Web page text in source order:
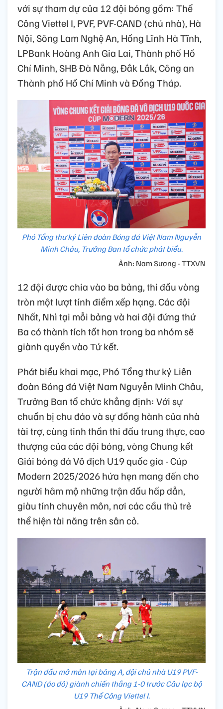
với sự tham dự của 12 đội bóng gồm: Thể
Công Viettel I, PVF, PVF-CAND (chủ nhà), Hà
Nội, Sông Lam Nghệ An, Hồng Lĩnh Hà Tĩnh,
LPBank Hoàng Anh Gia Lai, Thành phố Hồ
Chí Minh, SHB Đà Nẵng, Đắk Lắk, Công an
Thành phố Hồ Chí Minh và Đồng Tháp.
Phó Tổng thư ký Liên đoàn Bóng đá Việt Nam Nguyễn
Minh Châu, Trưởng Ban tổ chức phát biểu.
Ảnh: Nam Sương - TTXVN
12 đội được chia vào ba bảng, thi đấu vòng
tròn một lượt tính điểm xếp hạng. Các đội
Nhất, Nhì tại mỗi bảng và hai đội đứng thứ
Ba có thành tích tốt hơn trong ba nhóm sẽ
giành quyền vào Tứ kết.
Phát biểu khai mạc, Phó Tổng thư ký Liên
đoàn Bóng đá Việt Nam Nguyễn Minh Châu,
Trưởng Ban tổ chức khẳng định: Với sự
chuẩn bị chu đáo và sự đồng hành của nhà
tài trợ, cùng tinh thần thi đấu trung thực, cao
thượng của các đội bóng, vòng Chung kết
Giải bóng đá Vô địch U19 quốc gia - Cúp
Modern 2025/2026 hứa hẹn mang đến cho
người hâm mộ những trận đấu hấp dẫn,
giàu tính chuyên môn, nơi các cầu thủ trẻ
thể hiện tài năng trên sân cỏ.
Trận đấu mở màn tại bảng A, đội chủ nhà U19 PVF-
CAND (áo đỏ) giành chiến thắng 1-0 trước Câu lạc bộ
U19 Thể Công Viettel I.